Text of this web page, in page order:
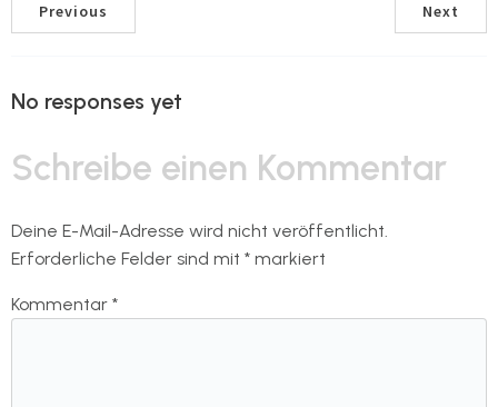
Previous Next
No responses yet
Schreibe einen Kommentar
Deine E-Mail-Adresse wird nicht veröffentlicht.
Erforderliche Felder sind mit * markiert
Kommentar *